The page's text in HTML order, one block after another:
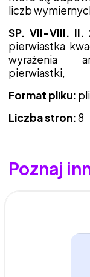
liczb
SP. VII-VIII. II.
pierwiastka
wyrażenia
pierwiastki,
Format pliku:
Liczba stron:8
Poznaj